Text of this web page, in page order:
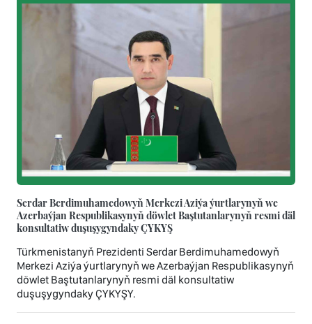
Serdar Berdimuhamedowyň Merkezi Aziýa ýurtlarynyň we
Azerbaýjan Respublikasynyň döwlet Baştutanlarynyň resmi däl
konsultatiw duşuşygyndaky ÇYKYŞ
Türkmenistanyň Prezidenti Serdar Berdimuhamedowyň
Merkezi Aziýa ýurtlarynyň we Azerbaýjan Respublikasynyň
döwlet Baştutanlarynyň resmi däl konsultatiw
duşuşygyndaky ÇYKYŞY.